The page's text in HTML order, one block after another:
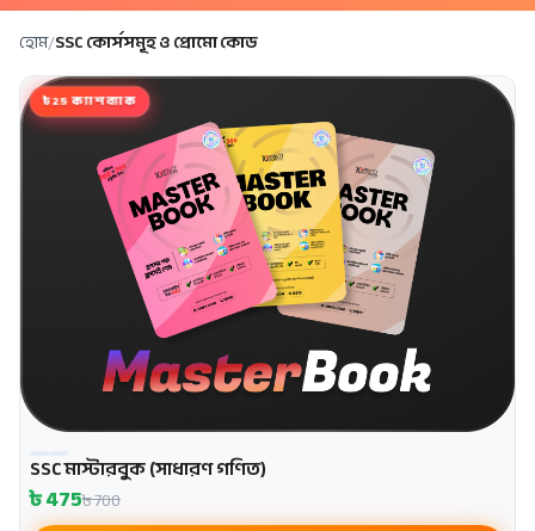
হোম/SSC কোর্সসমূহ ও প্রোমো কোড
৳25 ক্যাশব্যাক
SSC মাস্টারবুক (সাধারণ গণিত)
৳475৳700